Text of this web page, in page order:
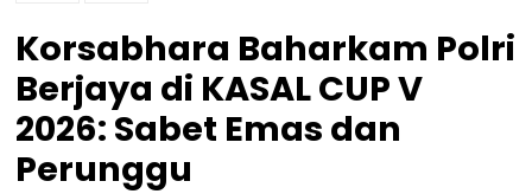
Korsabhara Baharkam Polri
Berjaya di KASAL CUP V
2026: Sabet Emas dan
Perunggu